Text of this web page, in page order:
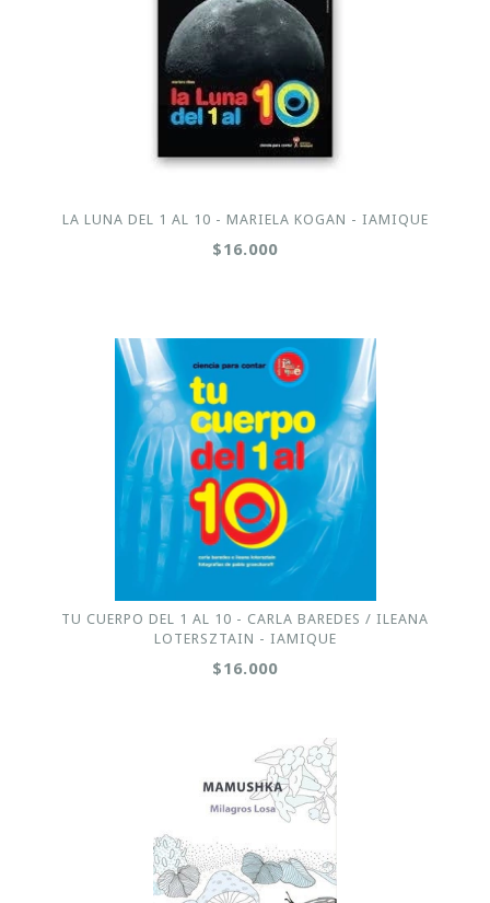
LA LUNA DEL 1 AL 10 - MARIELA KOGAN - IAMIQUE
$16.000
TU CUERPO DEL 1 AL 10 - CARLA BAREDES / ILEANA
LOTERSZTAIN - IAMIQUE
$16.000